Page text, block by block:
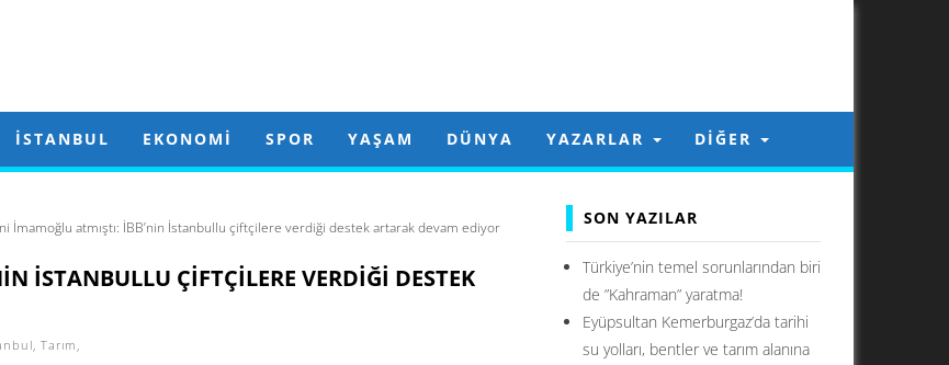
İSTANBUL EKONOMI SPOR YAŞAM DÜNYA YAZARLAR DIĞER
İmamoğlu atmıştı: İBB’nin İstanbullu çiftçilere verdiği destek artarak devam ediyor
İSTANBULLU ÇIFTÇILERE VERDIĞI DESTEK
, Tarım ,
SON YAZILAR
Türkiye’nin temel sorunlarından biri
de ”Kahraman” yaratma!
Eyüpsultan Kemerburgaz’da tarihi
su yolları, bentler ve tarım alanına